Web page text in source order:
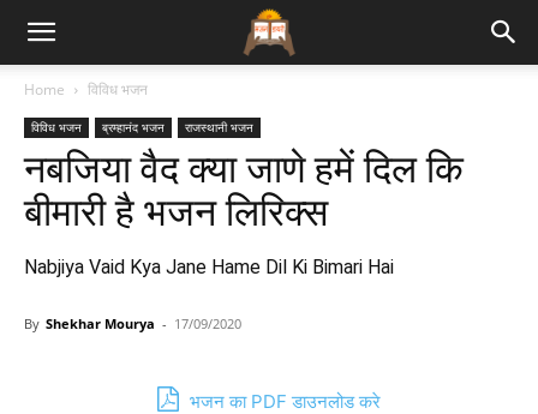
Bhajan
Lyrics
Home विविध भजन
विविध भजन ब्रम्हानंद भजन राजस्थानी भजन
नबजिया वैद क्या जाणे हमें दिल कि
बीमारी है भजन लिरिक्स
Nabjiya Vaid Kya Jane Hame Dil Ki Bimari Hai
By Shekhar Mourya - 17/09/2020
भजन का PDF डाउनलोड करे